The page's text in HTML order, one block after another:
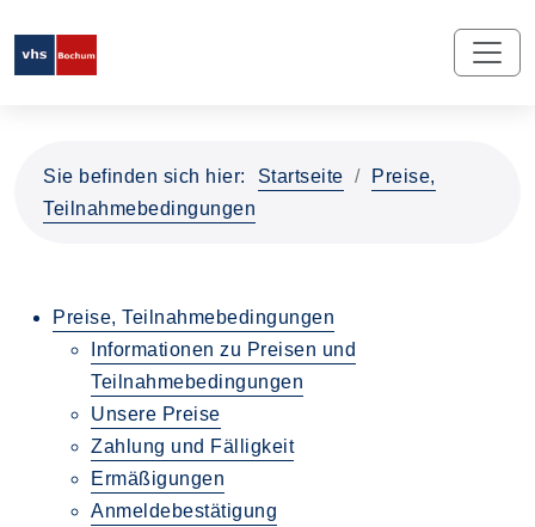
Sie befinden sich hier: Startseite
Preise,
Teilnahmebedingungen
Preise, Teilnahmebedingungen
Informationen zu Preisen und
Teilnahmebedingungen
Unsere Preise
Zahlung und Fälligkeit
Ermäßigungen
Anmeldebestätigung